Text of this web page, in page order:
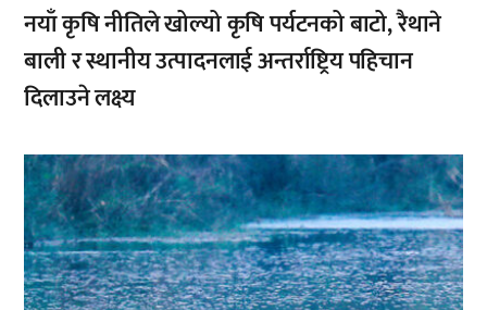
नयाँ कृषि नीतिले खोल्यो कृषि पर्यटनको बाटो, रैथाने
बाली र स्थानीय उत्पादनलाई अन्तर्राष्ट्रिय पहिचान
दिलाउने लक्ष्य
,